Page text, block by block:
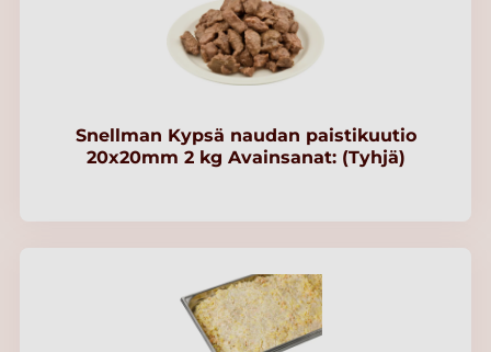
Snellman Kypsä naudan paistikuutio
20x20mm 2 kg Avainsanat: (Tyhjä)